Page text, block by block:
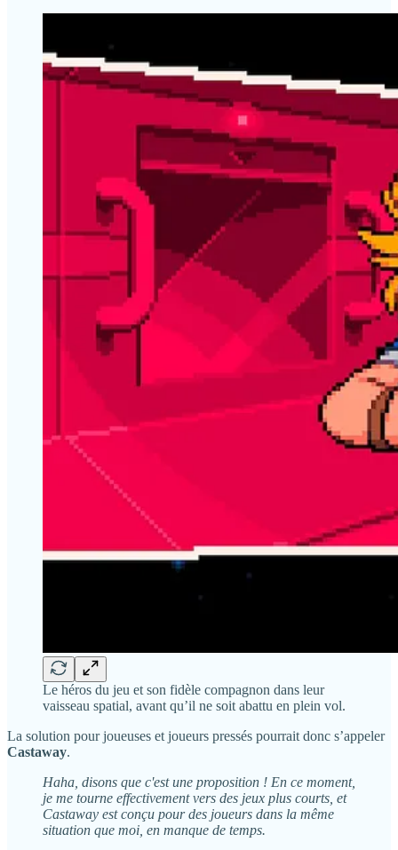
Le héros du jeu et son fidèle compagnon dans leur
vaisseau spatial, avant qu’il ne soit abattu en plein vol.
La solution pour joueuses et joueurs pressés pourrait donc s’appeler
Castaway.
Haha, disons que c'est une proposition ! En ce moment,
je me tourne effectivement vers des jeux plus courts, et
Castaway est conçu pour des joueurs dans la même
situation que moi, en manque de temps.